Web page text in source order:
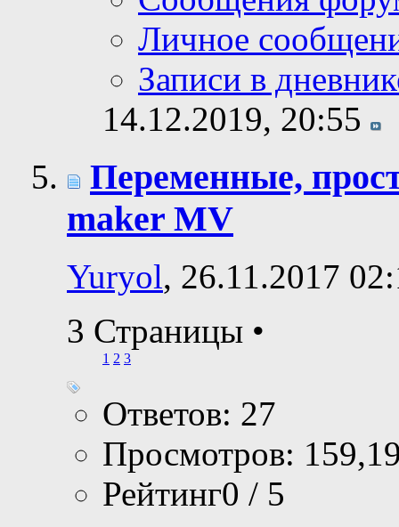
Личное
Записи в
14.12.2019, 20:55
Переменные,
maker MV
Yuryol, 26.11.2017
3 Страницы •
1 2 3
Ответов: 27
Просмотров:
Рейтинг0 / 5